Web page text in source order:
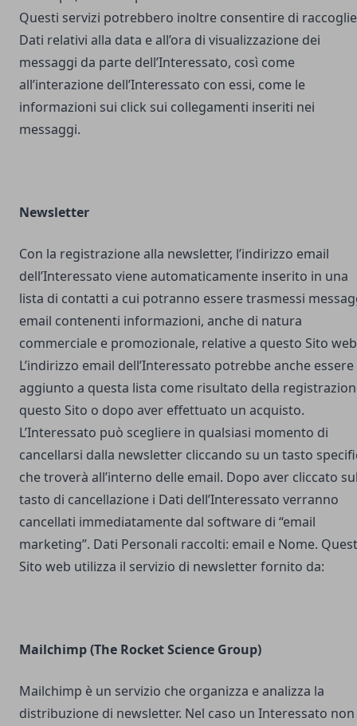
Questi servizi potrebbero inoltre consentire di
Dati relativi alla data e all’ora di visualizzazione dei
messaggi da parte dell’Interessato, così come
all’interazione dell’Interessato con essi, come le
informazioni sui click sui collegamenti inseriti nei
messaggi.
Newsletter
Con la registrazione alla newsletter, l’indirizzo email
dell’Interessato viene automaticamente inserito in una
lista di contatti a cui potranno essere trasmessi
email contenenti informazioni, anche di natura
commerciale e promozionale, relative a questo Sito
L’indirizzo email dell’Interessato potrebbe anche essere
aggiunto a questa lista come risultato della
questo Sito o dopo aver effettuato un acquisto.
L’Interessato può scegliere in qualsiasi momento di
cancellarsi dalla newsletter cliccando su un tasto
che troverà all’interno delle email. Dopo aver cliccato
tasto di cancellazione i Dati dell’Interessato verranno
cancellati immediatamente dal software di “email
marketing”. Dati Personali raccolti: email e Nome.
Sito web utilizza il servizio di newsletter fornito da:
Mailchimp (The Rocket Science Group)
Mailchimp è un servizio che organizza e analizza la
distribuzione di newsletter. Nel caso un Interessato non